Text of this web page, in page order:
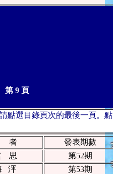
第 9 頁
點選目錄頁次的最後一頁。點
者
發表期數
思
第52期
泙
第53期